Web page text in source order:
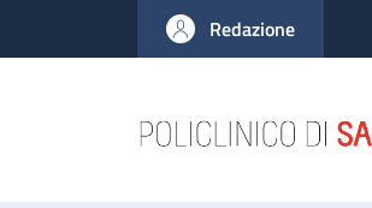
al contenuto principale
to footer content
Redazione